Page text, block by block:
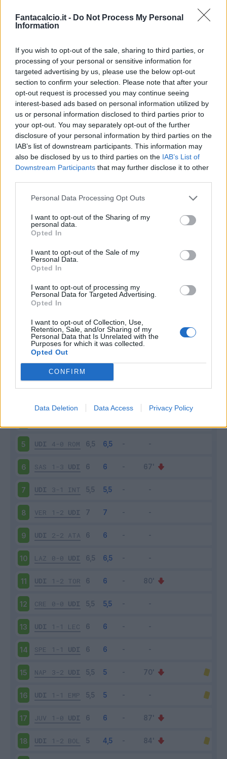
Fantacalcio.it - Do Not Process My Personal
Information
If you wish to opt-out of the sale, sharing to third parties, or
processing of your personal or sensitive information for
targeted advertising by us, please use the below opt-out
section to confirm your selection. Please note that after your
opt-out request is processed you may continue seeing
interest-based ads based on personal information utilized by
us or personal information disclosed to third parties prior to
your opt-out. You may separately opt-out of the further
disclosure of your personal information by third parties on the
IAB’s list of downstream participants. This information may
also be disclosed by us to third parties on the IAB’s List of
Downstream Participants that may further disclose it to other
Personal Data Processing Opt Outs
I want to opt-out of the Sharing of my
personal data.
Opted In
I want to opt-out of the Sale of my
Personal Data.
Opted In
I want to opt-out of processing my
Personal Data for Targeted Advertising.
Opted In
I want to opt-out of Collection, Use,
Retention, Sale, and/or Sharing of my
Personal Data that Is Unrelated with the
Purposes for which it was collected.
Opted Out
CONFIRM
Data Deletion Data Access Privacy Policy
Classic Mantra
Riepilogo stagione
Titolare 37 - 97%
Entrato 0 - 0 %
Squalificato 0 - 0%
Infortunato 0 - 0%
Inutilizzato
Scarica riepilogo
stagionale
Giornata Voto FV EntratoUscito Bonus/Malus
MIL 4-2
0-0 SAL
5 UDI 4-0 ROM
6 SAS 1-3 UDI
7 UDI 3-1 INT
8 VER 1-2 UDI
9 UDI 2-2 ATA
10 LAZ 0-0 UDI
11 UDI 1-2 TOR
12 CRE 0-0 UDI
13 UDI 1-1 LEC
14 SPE 1-1 UDI
15 NAP 3-2 UDI
16 UDI 1-1 EMP
17 JUV 1-0 UDI
18 UDI 1-2 BOL